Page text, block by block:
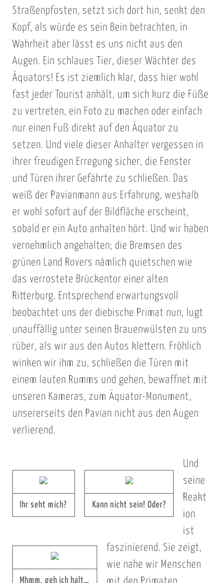
Straßenpfosten, setzt sich dort hin, senkt den
Kopf, als würde es sein Bein betrachten, in
Wahrheit aber lässt es uns nicht aus den
Augen. Ein schlaues Tier, dieser Wächter des
Äquators! Es ist ziemlich klar, dass hier wohl
fast jeder Tourist anhält, um sich kurz die Füße
zu vertreten, ein Foto zu machen oder einfach
nur einen Fuß direkt auf den Äquator zu
setzen. Und viele dieser Anhalter vergessen in
ihrer freudigen Erregung sicher, die Fenster
und Türen ihrer Gefährte zu schließen. Das
weiß der Pavianmann aus Erfahrung, weshalb
er wohl sofort auf der Bildfläche erscheint,
sobald er ein Auto anhalten hört. Und wir haben
vernehmlich angehalten; die Bremsen des
grünen Land Rovers nämlich quietschen wie
das verrostete Brückentor einer alten
Ritterburg. Entsprechend erwartungsvoll
beobachtet uns der diebische Primat nun, lugt
unauffällig unter seinen Brauenwülsten zu uns
rüber, als wir aus den Autos klettern. Fröhlich
winken wir ihm zu, schließen die Türen mit
einem lauten Rumms und gehen, bewaffnet mit
unseren Kameras, zum Äquator-Monument,
unsererseits den Pavian nicht aus den Augen
verlierend.
Ihr seht mich? Kann nicht sein! Oder?
Mhmm, geh ich halt…
Und
seine
Reakt
ion
ist
faszinierend. Sie zeigt,
wie nahe wir Menschen